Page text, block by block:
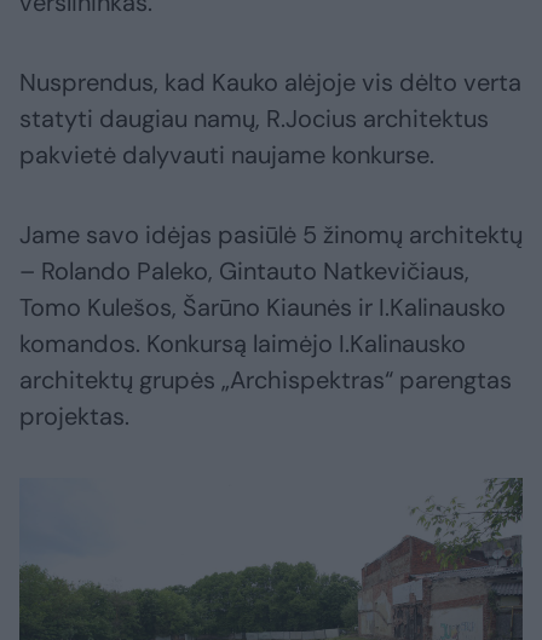
Nusprendus, kad Kauko alėjoje vis dėlto verta
statyti daugiau namų, R.Jocius architektus
pakvietė dalyvauti naujame konkurse.
Jame savo idėjas pasiūlė 5 žinomų architektų
– Rolando Paleko, Gintauto Natkevičiaus,
Tomo Kulešos, Šarūno Kiaunės ir I.Kalinausko
komandos. Konkursą laimėjo I.Kalinausko
architektų grupės „Archispektras“ parengtas
projektas.